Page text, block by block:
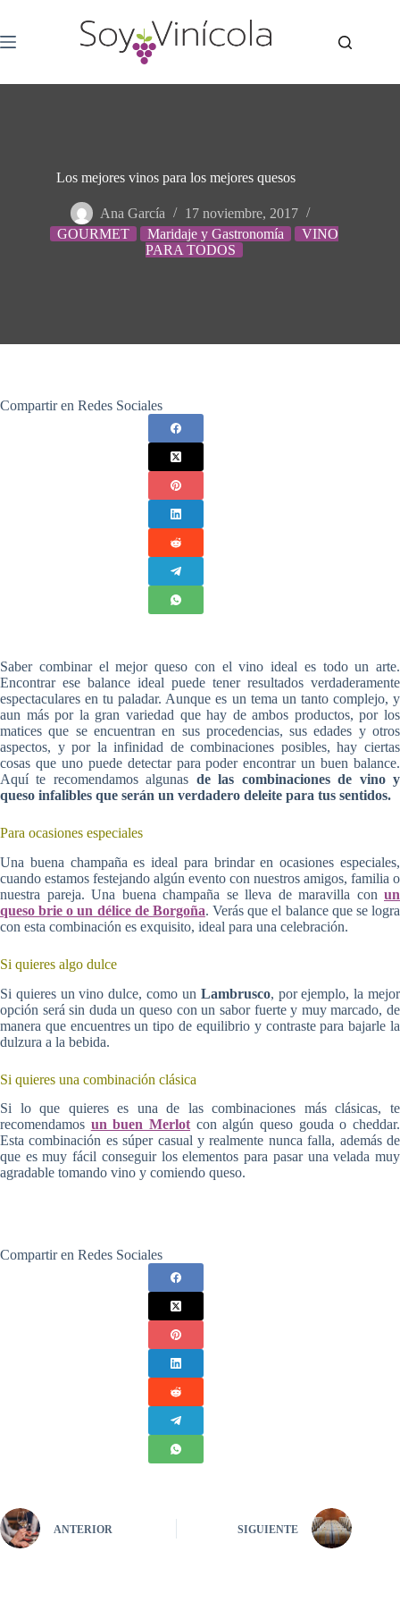
Los mejores vinos para los mejores quesos
Ana García
17 noviembre, 2017
GOURMET
Maridaje y Gastronomía
VINO
PARA TODOS
Compartir en Redes Sociales
Saber combinar el mejor queso con el vino ideal es todo un arte.
Encontrar ese balance ideal puede tener resultados verdaderamente
espectaculares en tu paladar. Aunque es un tema un tanto complejo, y
aun más por la gran variedad que hay de ambos productos, por los
matices que se encuentran en sus procedencias, sus edades y otros
aspectos, y por la infinidad de combinaciones posibles, hay ciertas
cosas que uno puede detectar para poder encontrar un buen balance.
Aquí te recomendamos algunas de las combinaciones de vino y
queso infalibles que serán un verdadero deleite para tus sentidos.
Para ocasiones especiales
Una buena champaña es ideal para brindar en ocasiones especiales,
cuando estamos festejando algún evento con nuestros amigos, familia o
nuestra pareja. Una buena champaña se lleva de maravilla con un
queso brie o un délice de Borgoña. Verás que el balance que se logra
con esta combinación es exquisito, ideal para una celebración.
Si quieres algo dulce
Si quieres un vino dulce, como un Lambrusco, por ejemplo, la mejor
opción será sin duda un queso con un sabor fuerte y muy marcado, de
manera que encuentres un tipo de equilibrio y contraste para bajarle la
dulzura a la bebida.
Si quieres una combinación clásica
Si lo que quieres es una de las combinaciones más clásicas, te
recomendamos un buen Merlot con algún queso gouda o cheddar.
Esta combinación es súper casual y realmente nunca falla, además de
que es muy fácil conseguir los elementos para pasar una velada muy
agradable tomando vino y comiendo queso.
Compartir en Redes Sociales
ANTERIOR SIGUIENTE